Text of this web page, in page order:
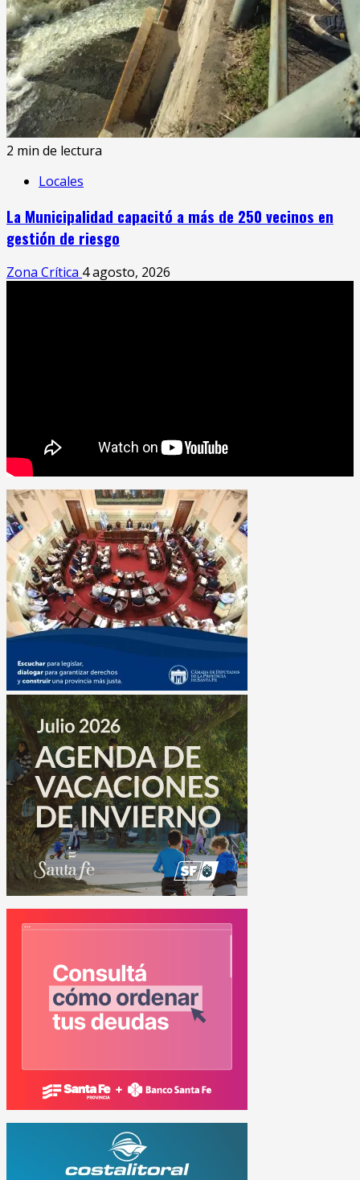
2 min de lectura
Locales
La Municipalidad capacitó a más de 250 vecinos en
gestión de riesgo
Zona Crítica 4 agosto, 2026